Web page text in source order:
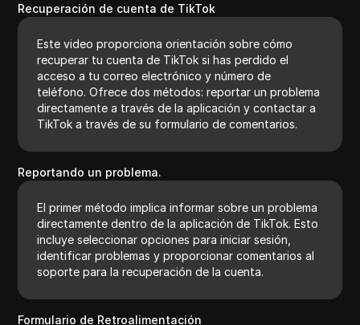
Recuperación de cuenta de TikTok
Este video proporciona orientación sobre cómo
recuperar tu cuenta de TikTok si has perdido el
acceso a tu correo electrónico y número de
teléfono. Ofrece dos métodos: reportar un problema
directamente a través de la aplicación y contactar a
TikTok a través de su formulario de comentarios.
Reportando un problema.
El primer método implica informar sobre un problema
directamente dentro de la aplicación de TikTok. Esto
incluye seleccionar opciones para iniciar sesión,
identificar problemas y proporcionar comentarios al
soporte para la recuperación de la cuenta.
Formulario de Retroalimentación